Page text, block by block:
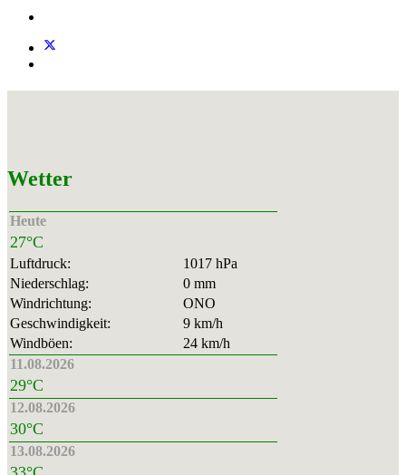
Wetter
Heute
27°C
Luftdruck:
1017 hPa
Niederschlag:
0 mm
Windrichtung:
ONO
Geschwindigkeit:
9 km/h
Windböen:
24 km/h
11.08.2026
29°C
12.08.2026
30°C
13.08.2026